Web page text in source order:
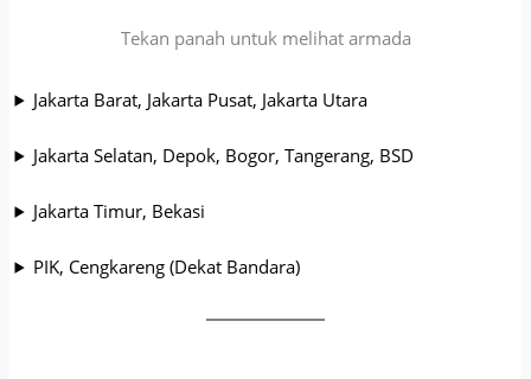
Tekan panah untuk melihat armada
Jakarta Barat, Jakarta Pusat, Jakarta Utara
Jakarta Selatan, Depok, Bogor, Tangerang, BSD
Jakarta Timur, Bekasi
PIK, Cengkareng (Dekat Bandara)